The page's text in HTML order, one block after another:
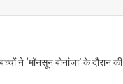
ने ‘मॉनसून बोनांजा’ के दौरान की